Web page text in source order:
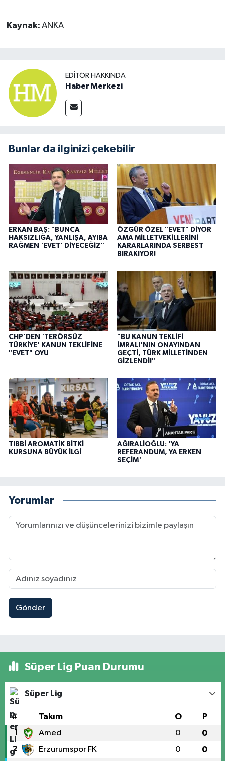
Kaynak: ANKA
EDITÖR HAKKINDA
Haber Merkezi
Bunlar da ilginizi çekebilir
ERKAN BAŞ: "BUNCA
HAKSIZLIĞA, YANLIŞA, AYIBA
RAĞMEN 'EVET' DİYECEĞİZ"
ÖZGÜR ÖZEL "EVET" DİYOR
AMA MİLLETVEKİLLERİNİ
KARARLARINDA SERBEST
BIRAKIYOR!
CHP'DEN 'TERÖRSÜZ
TÜRKİYE' KANUN TEKLİFİNE
"EVET" OYU
"BU KANUN TEKLİFİ
İMRALI'NIN ONAYINDAN
GEÇTİ, TÜRK MİLLETİNDEN
GİZLENDİ!"
TIBBİ AROMATİK BİTKİ
KURSUNA BÜYÜK İLGİ
AĞIRALİOĞLU: 'YA
REFERANDUM, YA ERKEN
SEÇİM'
Yorumlar
Gönder
Süper Lig Puan Durumu
Süper Lig
# Takım O P
1 Amed 0 0
2 Erzurumspor FK 0 0